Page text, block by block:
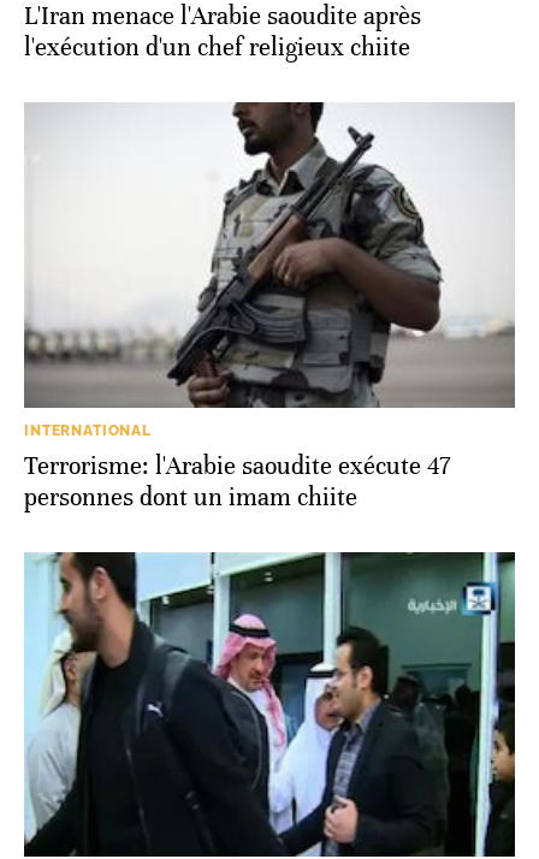
L'Iran menace l'Arabie saoudite après
l'exécution d'un chef religieux chiite
INTERNATIONAL
Terrorisme: l'Arabie saoudite exécute 47
personnes dont un imam chiite